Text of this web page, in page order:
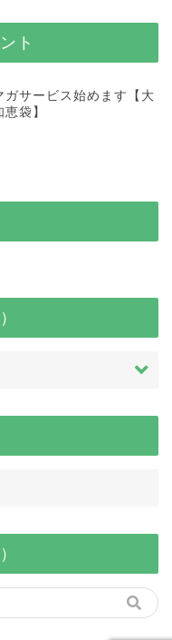
ト
ガサービス始めます【大
袋】